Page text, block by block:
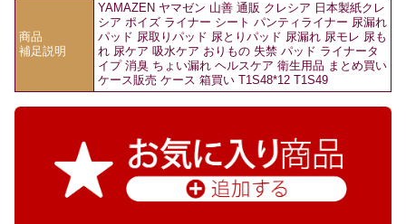
商品
補足説明
YAMAZEN ヤマゼン 山善 通販 クレシア 日本製紙クレ
シア ポイズ ライナー シート パンティライナー 尿漏れ
パッド 尿取りパッド 尿とりパッド 尿漏れ 尿モレ 尿も
れ 尿ケア 吸水ケア おりもの 失禁 パッド ライナータ
イプ 消臭 ちょい漏れ ヘルスケア 衛生用品 まとめ買い
ケース販売 ケース 箱買い T1S48*12 T1S49